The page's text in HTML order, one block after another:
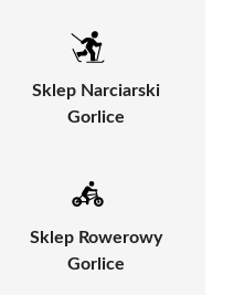
Sklep Narciarski
Gorlice
Sklep Rowerowy
Gorlice